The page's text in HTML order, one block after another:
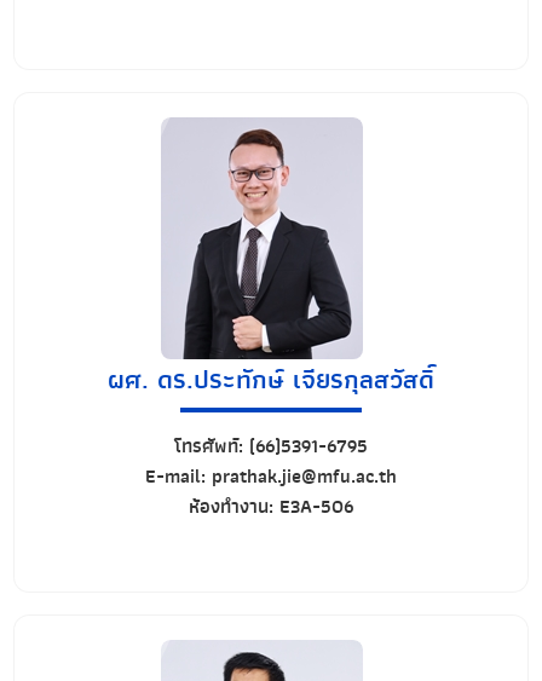
ผศ. ดร.ประทักษ์ เจียรกุลสวัสดิ์
โทรศัพท์: (66)5391-6795
E-mail: prathak.jie@mfu.ac.th
ห้องทำงาน: E3A-506